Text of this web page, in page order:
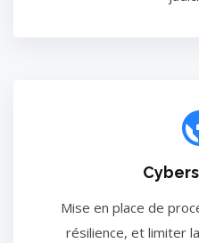
Mise en place de
résilience, et limiter